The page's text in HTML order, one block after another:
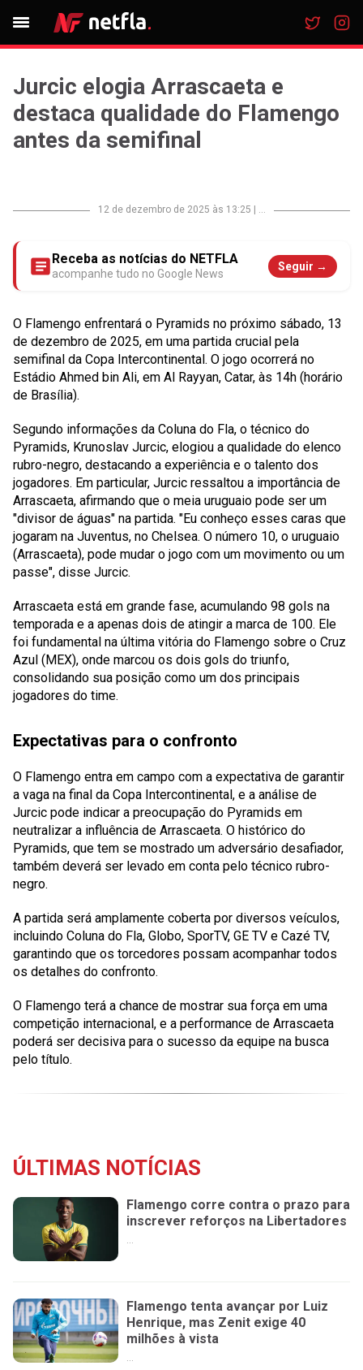
Jurcic elogia Arrascaeta e
destaca qualidade do Flamengo
antes da semifinal
12 de dezembro de 2025 às 13:25 ...
Receba as notícias do NETFLA
acompanhe tudo no Google News
Seguir →
O Flamengo enfrentará o Pyramids no próximo sábado, 13
de dezembro de 2025, em uma partida crucial pela
semifinal da Copa Intercontinental. O jogo ocorrerá no
Estádio Ahmed bin Ali, em Al Rayyan, Catar, às 14h (horário
de Brasília).
Segundo informações da Coluna do Fla, o técnico do
Pyramids, Krunoslav Jurcic, elogiou a qualidade do elenco
rubro-negro, destacando a experiência e o talento dos
jogadores. Em particular, Jurcic ressaltou a importância de
Arrascaeta, afirmando que o meia uruguaio pode ser um
"divisor de águas" na partida. "Eu conheço esses caras que
jogaram na Juventus, no Chelsea. O número 10, o uruguaio
(Arrascaeta), pode mudar o jogo com um movimento ou um
passe", disse Jurcic.
Arrascaeta está em grande fase, acumulando 98 gols na
temporada e a apenas dois de atingir a marca de 100. Ele
foi fundamental na última vitória do Flamengo sobre o Cruz
Azul (MEX), onde marcou os dois gols do triunfo,
consolidando sua posição como um dos principais
jogadores do time.
Expectativas para o confronto
O Flamengo entra em campo com a expectativa de garantir
a vaga na final da Copa Intercontinental, e a análise de
Jurcic pode indicar a preocupação do Pyramids em
neutralizar a influência de Arrascaeta. O histórico do
Pyramids, que tem se mostrado um adversário desafiador,
também deverá ser levado em conta pelo técnico rubro-
negro.
A partida será amplamente coberta por diversos veículos,
incluindo Coluna do Fla, Globo, SporTV, GE TV e Cazé TV,
garantindo que os torcedores possam acompanhar todos
os detalhes do confronto.
O Flamengo terá a chance de mostrar sua força em uma
competição internacional, e a performance de Arrascaeta
poderá ser decisiva para o sucesso da equipe na busca
pelo título.
ÚLTIMAS NOTÍCIAS
Flamengo corre contra o prazo para
inscrever reforços na Libertadores
...
Flamengo tenta avançar por Luiz
Henrique, mas Zenit exige 40
milhões à vista
...